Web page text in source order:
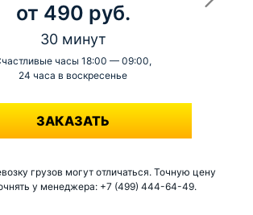
от 490 руб.
30 минут
часы 18:00 — 09:00,
24 часа в воскресенье
-
ЗАКАЗАТЬ
грузов могут отличаться. Точную цену
у менеджера: +7 (499) 444-64-49.